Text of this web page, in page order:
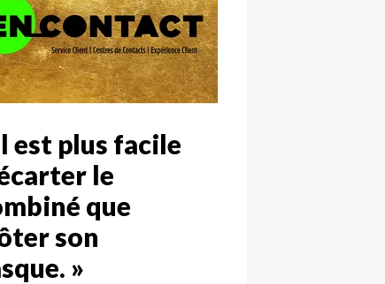
est plus facile
le
que
son
»